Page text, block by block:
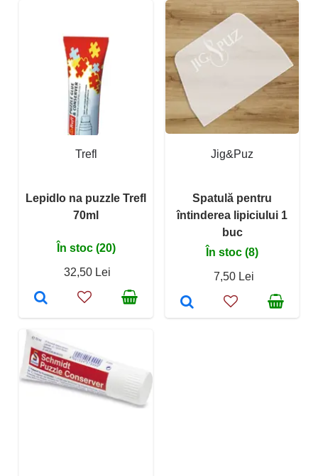
Trefl
Lepidlo na puzzle Trefl
70ml
În stoc (20)
32,50 Lei
Jig&Puz
Spatulă pentru
întinderea lipiciului 1
buc
În stoc (8)
7,50 Lei